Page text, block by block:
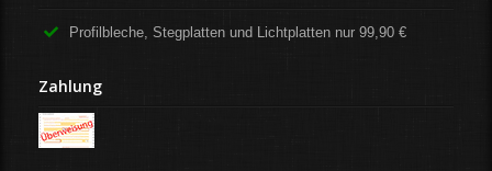
Profilbleche, Stegplatten und Lichtplatten nur 99,90 €
Zahlung